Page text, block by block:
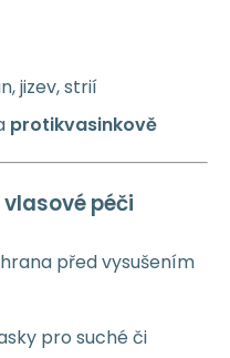
jizev, strií
protikvasinkově
vlasové péči
před vysušením
pro suché či